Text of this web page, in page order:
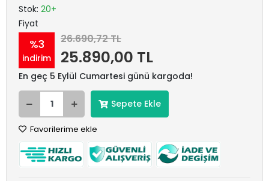
Stok: 20+
Fiyat
%3
indirim
26.690,72 TL
25.890,00 TL
En geç 5 Eylül Cumartesi günü kargoda!
Sepete Ekle
Favorilerime ekle